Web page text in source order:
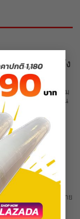
ซม.(ความสูงยัง
นวดสปา ร้านสปา โฮม
งนวดไทย ทำจากไม้สน
ภาพส่งออก
ดได้ง่าย
ยาวXสูง
ก จะมีค่าขนส่งแตก
1,000บาทสอบถามราย